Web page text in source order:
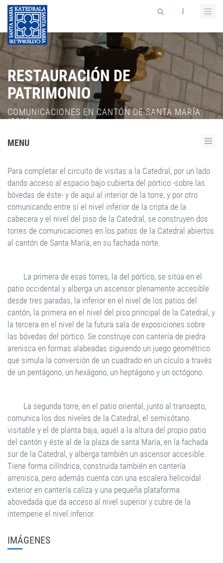
RESTAURACIÓN DE
PATRIMONIO
COMUNICACIONES EN CANTÓN DE SANTA MARÍA
(2010).
MENU
Para completar el circuito de visitas a la Catedral, por un lado
dando acceso al espacio bajo cubierta del pórtico -sobre las
bóvedas de éste- y de aquí al interior de la torre, y por otro
comunicando entre sí el nivel inferior de la cripta de la
cabecera y el nivel del piso de la Catedral, se construyen dos
torres de comunicaciones en los patios de la Catedral abiertos
al cantón de Santa María, en su fachada norte.
La primera de esas torres, la del pórtico, se sitúa en el
patio occidental y alberga un ascensor plenamente accesible
desde tres paradas, la inferior en el nivel de los patios del
cantón, la primera en el nivel del piso principal de la Catedral, y
la tercera en el nivel de la futura sala de exposiciones sobre
las bóvedas del pórtico. Se construye con cantería de piedra
arenisca en formas alabeadas siguiendo un juego geométrico
que simula la conversión de un cuadrado en un cículo a través
de un pentágono, un hexágono, un heptágono y un octógono.
La segunda torre, en el patio oriental, junto al transepto,
comunica los dos niveles de la Catedral, el semisótano
visitable y el de planta baja, aquél a la altura del propio patio
del cantón y éste al de la plaza de santa María, en la fachada
sur de la Catedral, y alberga también un ascensor accesible.
Tiene forma cilíndrica, construida también en cantería
arrenisca, pero además cuenta con una escalera helicoidal
exterior en cantería caliza y una pequeña plataforma
abovedada que da acceso al nivel superior y cubre de la
intemperie el nivel inferior.
IMÁGENES